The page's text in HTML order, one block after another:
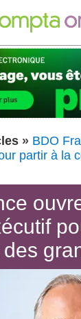
» BDO
partir à la